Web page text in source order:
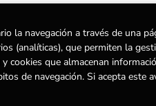
|Trevenque Group
la navegación a través de una
(analíticas), que permiten la
cookies que almacenan
de navegación. Si acepta este